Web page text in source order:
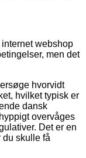
webshop
men det
hvorvidt
hvilket typisk er
dansk
overvåges
Det er en
du skulle få